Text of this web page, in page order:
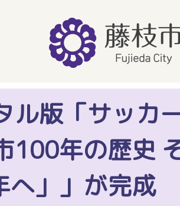
ル版「サッカ
100年の歴史
へ」」が完成